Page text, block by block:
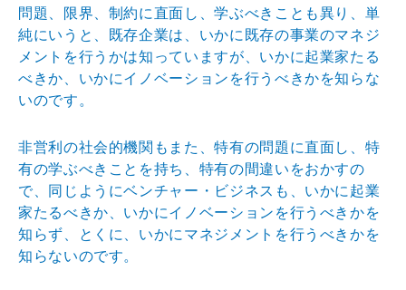
問題、限界、制約に直面し、学ぶべきことも異り、単
純にいうと、既存企業は、いかに既存の事業のマネジ
メントを行うかは知っていますが、いかに起業家たる
べきか、いかにイノベーションを行うべきかを知らな
いのです。
非営利の社会的機関もまた、特有の問題に直面し、特
有の学ぶべきことを持ち、特有の間違いをおかすの
で、同じようにベンチャー・ビジネスも、いかに起業
家たるべきか、いかにイノベーションを行うべきかを
知らず、とくに、いかにマネジメントを行うべきかを
知らないのです。